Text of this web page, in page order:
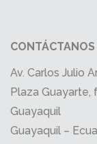
CONTÁCTANOS
Av. Carlos Julio
Plaza
Guayaquil
Guayaquil –